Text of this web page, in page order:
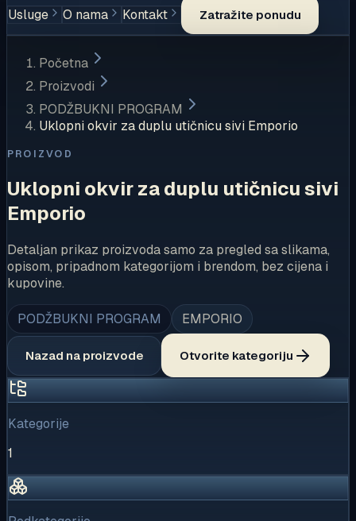
Usluge O nama Kontakt Zatražite ponudu
Početna
Proizvodi
PODŽBUKNI PROGRAM
Uklopni okvir za duplu utičnicu sivi Emporio
PROIZVOD
Uklopni okvir za duplu utičnicu sivi
Emporio
Detaljan prikaz proizvoda samo za pregled sa slikama,
opisom, pripadnom kategorijom i brendom, bez cijena i
kupovine.
PODŽBUKNI PROGRAM EMPORIO
Nazad na proizvode Otvorite kategoriju
Kategorije
1